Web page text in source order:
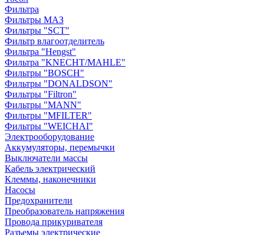
Фильтра
Фильтры МАЗ
Фильтры "SCT"
Фильтр влагоотделитель
Фильтра "Hengst"
Фильтра "KNECHT/MAHLE"
Фильтры "BOSCH"
Фильтры "DONALDSON"
Фильтры "Filtron"
Фильтры "MANN"
Фильтры "MFILTER"
Фильтры "WEICHAI"
Электрооборудование
Аккумуляторы, перемычки
Выключатели массы
Кабель электрический
Клеммы, наконечники
Насосы
Предохранители
Преобразователь напряжения
Провода прикуривателя
Разъемы электрические